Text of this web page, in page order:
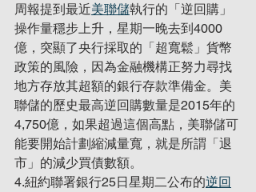
周報提到最近美聯儲執行的「逆回購」
操作量穩步上升，星期一晚去到4000
億，突顯了央行採取的「超寬鬆」貨幣
政策的風險，因為金融機構正努力尋找
地方存放其超額的銀行存款準備金。美
聯儲的歷史最高逆回購數量是2015年的
4,750億，如果超過這個高點，美聯儲可
能要開始計劃縮減量寬，就是所謂「退
市」的減少買債數額。
4.紐約聯署銀行25日星期二公布的逆回